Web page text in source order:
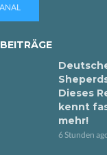
Sheperds
Dieses
kennt
mehr!
6 Stunden